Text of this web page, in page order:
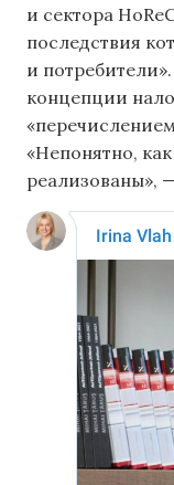
и сектора
последствия
и
концепции
«Непонятно,
реализованы»,